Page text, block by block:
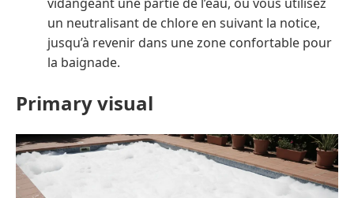
vidangeant une partie de l’eau, ou vous utilisez
un neutralisant de chlore en suivant la notice,
jusqu’à revenir dans une zone confortable pour
la baignade.
Primary visual